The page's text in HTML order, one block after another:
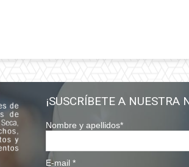
¡SUSCRÍBETE A NUESTRA
Nombre y apellidos*
E-mail*